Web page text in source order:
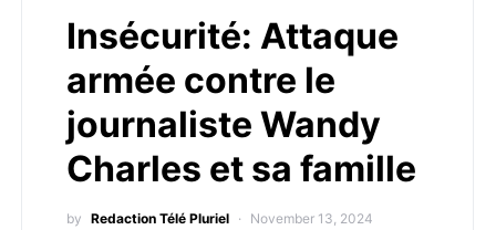
Insécurité: Attaque
armée contre le
journaliste Wandy
Charles et sa famille
by Redaction Télé Pluriel November 13, 2024